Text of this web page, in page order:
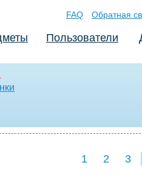
FAQ Обратная
Пользователи
1 2 3